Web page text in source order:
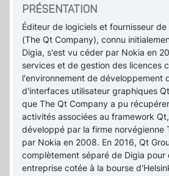
PRÉSENTATION
Éditeur de logiciels et fournisseur
(The Qt Company), connu
Digia, s'est vu céder par Nokia en
services et de gestion des licences
l'environnement de développement
d'interfaces utilisateur graphiques
que The Qt Company a pu
activités associées au framework
développé par la firme norvégienne
par Nokia en 2008. En 2016, Qt
complètement séparé de Digia pour
entreprise cotée à la bourse